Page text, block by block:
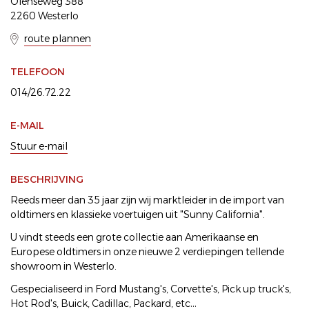
2260 Westerlo
route plannen
TELEFOON
014/26.72.22
E-MAIL
Stuur e-mail
BESCHRIJVING
Reeds meer dan 35 jaar zijn wij marktleider in de import van
oldtimers en klassieke voertuigen uit "Sunny California".
U vindt steeds een grote collectie aan Amerikaanse en
Europese oldtimers in onze nieuwe 2 verdiepingen tellende
showroom in Westerlo.
Gespecialiseerd in Ford Mustang's, Corvette's, Pick up truck's,
Hot Rod's, Buick, Cadillac, Packard, etc…